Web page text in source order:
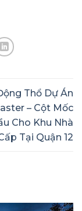
Thổ Dự Án
– Cột Mốc
Cho Khu Nhà
Tại Quận 12